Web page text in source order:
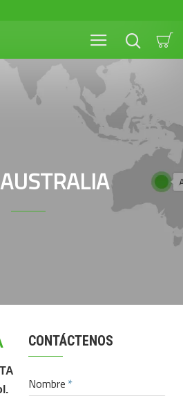
CONTÁCTENOS
Nombre